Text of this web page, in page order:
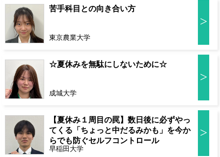
苦手科目との向き合い方
東京農業大学
>
☆夏休みを無駄にしないために☆
成城大学
>
【夏休み１周目の罠】数日後に必ずやっ
てくる「ちょっと中だるみかも」を今か
らでも防ぐセルフコントロール
早稲田大学
>